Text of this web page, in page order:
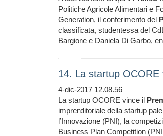
Politiche Agricole Alimentari e
Generation, il conferimento del
classificata, studentessa del
Bargione e Daniela Di Garbo,
14. La startup OCORE
4-dic-2017 12.08.56
La startup OCORE vince il
imprenditoriale della startup
l’Innovazione (PNI), la
Business Plan Competition